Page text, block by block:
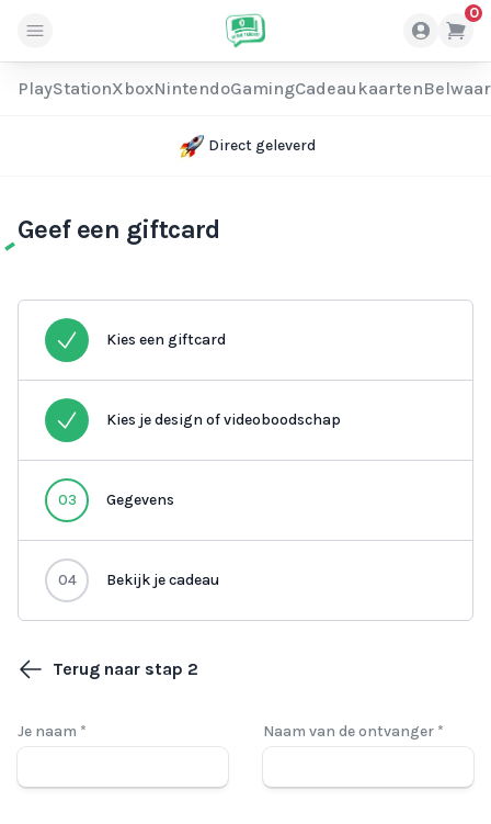
0
PlayStationXboxNintendoGamingCadeaukaarten
Direct geleverd
Geef een giftcard
Kies een giftcard
Kies je design of videoboodschap
03 Gegevens
04 Bekijk je cadeau
Terug naar stap 2
Je naam * Naam van de ontvanger *